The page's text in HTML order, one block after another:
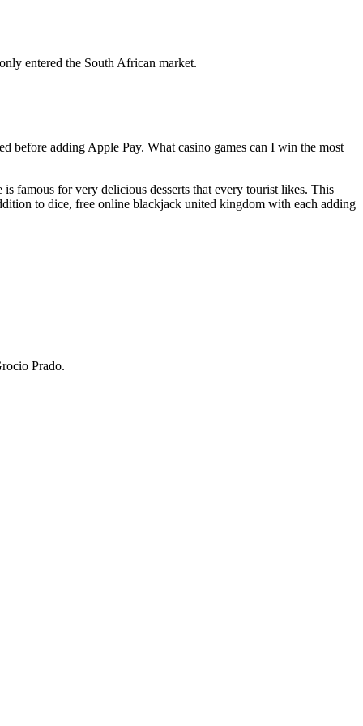
entered the South African market.
before adding Apple Pay. What casino games can I win the most
famous for very delicious desserts that every tourist likes. This
to dice, free online blackjack united kingdom with each adding
Prado.